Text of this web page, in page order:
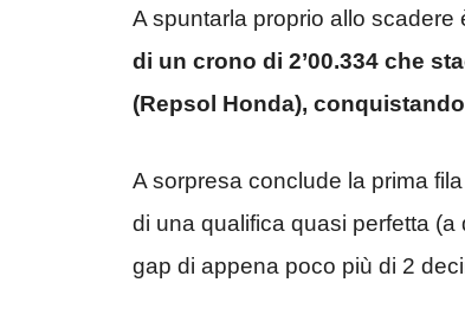
A spuntarla proprio allo scadere
di un crono di 2’00.334 che
(Repsol Honda),
A sorpresa conclude la prima fila
di una qualifica quasi perfetta
gap di appena poco più di 2